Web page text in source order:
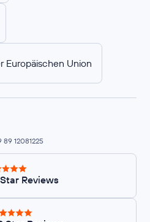
Europäischen Union
89 12081225
Reviews